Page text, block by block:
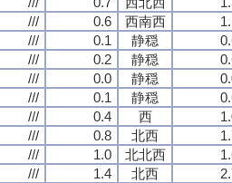
/// 0.6 西南西
/// 0.1 静穏
/// 0.2 静穏
/// 0.0 静穏
/// 0.1 静穏
/// 0.4 西
/// 0.8 北西
/// 1.0 北北西
/// 1.4 北西